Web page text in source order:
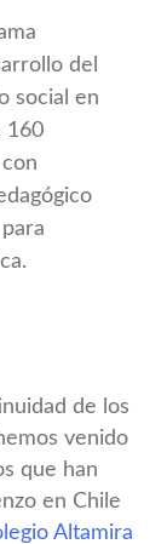
del
social en
160
de los
venido
que han
en Chile
Altamira